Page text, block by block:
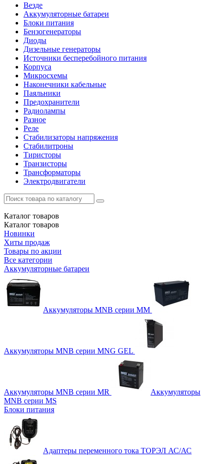
Везде
Аккумуляторные батареи
Блоки питания
Бензогенераторы
Диоды
Дизельные генераторы
Источники бесперебойного питания
Корпуса
Микросхемы
Наконечники кабельные
Паяльники
Предохранители
Радиолампы
Разное
Реле
Стабилизаторы напряжения
Стабилитроны
Тиристоры
Транзисторы
Трансформаторы
Электродвигатели
Каталог товаров
Каталог товаров
Новинки
Хиты продаж
Товары по акции
Все категории
Аккумуляторные батареи
Аккумуляторы MNB серии MM
Аккумуляторы MNB серии MNG GEL
Аккумуляторы MNB серии MR
Аккумуляторы
MNB серии MS
Блоки питания
Адаптеры переменного тока ТОРЭЛ АС/АС